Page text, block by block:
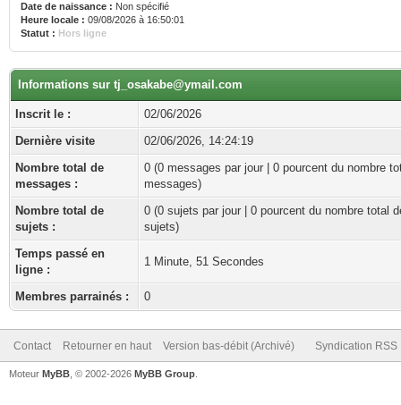
Date de naissance : Non spécifié
Heure locale : 09/08/2026 à 16:50:01
Statut : Hors ligne
Informations sur tj_osakabe@ymail.com
Inscrit le :
02/06/2026
Dernière visite
02/06/2026, 14:24:19
Nombre total de
messages :
0 (0 messages par jour | 0 pourcent du nombre
messages)
Nombre total de
sujets :
0 (0 sujets par jour | 0 pourcent du nombre total
sujets)
Temps passé en
ligne :
1 Minute, 51 Secondes
Membres parrainés : 0
Contact Retourner en haut Version bas-débit (Archivé) Syndication RSS
Moteur MyBB , © 2002-2026 MyBB Group